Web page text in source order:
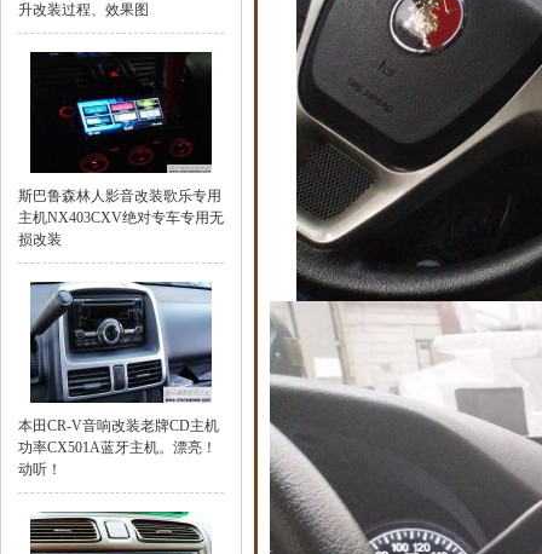
升改装过程、效果图
斯巴鲁森林人影音改装歌乐专用
主机NX403CXV绝对专车专用无
损改装
本田CR-V音响改装老牌CD主机
功率CX501A蓝牙主机。漂亮！
动听！